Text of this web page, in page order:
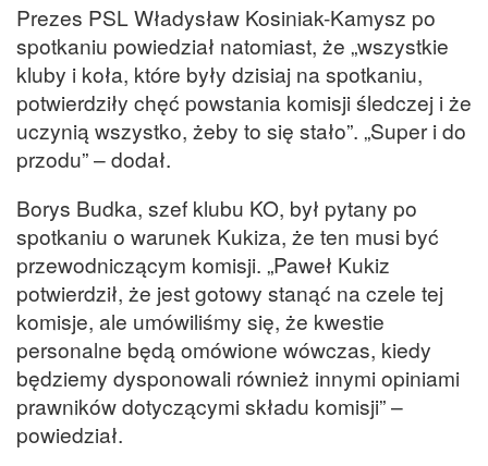
Prezes PSL Władysław Kosiniak-Kamysz po
spotkaniu powiedział natomiast, że „wszystkie
kluby i koła, które były dzisiaj na spotkaniu,
potwierdziły chęć powstania komisji śledczej i że
uczynią wszystko, żeby to się stało”. „Super i do
przodu” – dodał.
Borys Budka, szef klubu KO, był pytany po
spotkaniu o warunek Kukiza, że ten musi być
przewodniczącym komisji. „Paweł Kukiz
potwierdził, że jest gotowy stanąć na czele tej
komisje, ale umówiliśmy się, że kwestie
personalne będą omówione wówczas, kiedy
będziemy dysponowali również innymi opiniami
prawników dotyczącymi składu komisji” –
powiedział.